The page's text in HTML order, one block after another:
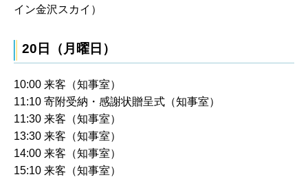
イン金沢スカイ）
20日（月曜日）
10:00 来客（知事室）
11:10 寄附受納・感謝状贈呈式（知事室）
11:30 来客（知事室）
13:30 来客（知事室）
14:00 来客（知事室）
15:10 来客（知事室）